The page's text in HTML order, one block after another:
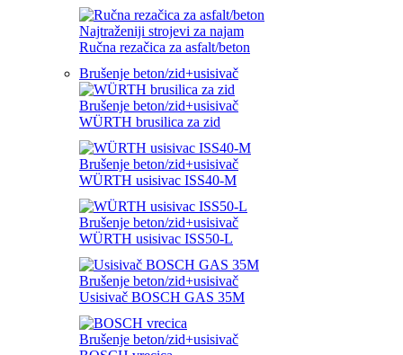
Najtraženiji strojevi za najam
Ručna rezačica za asfalt/beton
Brušenje beton/zid+usisivač
Brušenje beton/zid+usisivač
WÜRTH brusilica za zid
Brušenje beton/zid+usisivač
WÜRTH usisivac ISS40-M
Brušenje beton/zid+usisivač
WÜRTH usisivac ISS50-L
Brušenje beton/zid+usisivač
Usisivač BOSCH GAS 35M
Brušenje beton/zid+usisivač